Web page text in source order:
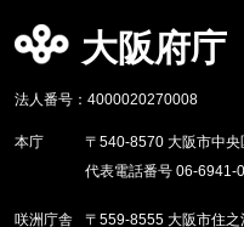
大阪府庁
法人番号：4000020270008
本庁
〒540-8570 大阪市中央
代表電話番号 06-6941-
咲洲庁舎 〒559-8555 大阪市住